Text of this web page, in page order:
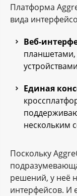
Платформа
вида
Веб-
Единая
нескольким
Поскольку
решений, у неё
интерфейсов. И